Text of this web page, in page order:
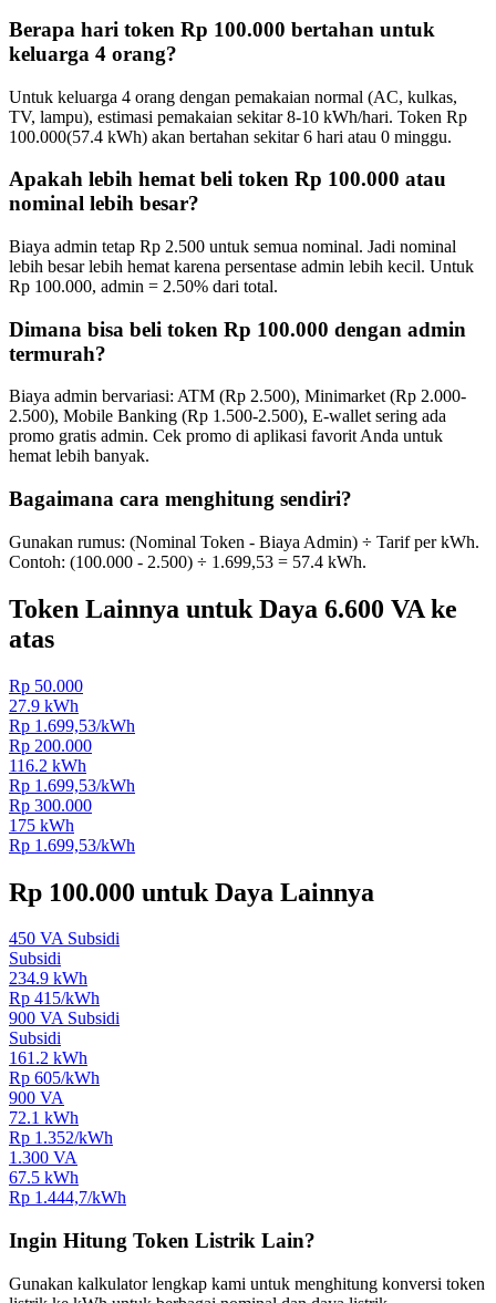
Berapa hari token Rp 100.000 bertahan untuk
keluarga 4 orang?
Untuk keluarga 4 orang dengan pemakaian normal (AC, kulkas,
TV, lampu), estimasi pemakaian sekitar 8-10 kWh/hari. Token Rp
100.000(57.4 kWh) akan bertahan sekitar6 hari atau 0 minggu.
Apakah lebih hemat beli token Rp 100.000 atau
nominal lebih besar?
Biaya admin tetap Rp 2.500 untuk semua nominal. Jadi nominal
lebih besar lebih hemat karena persentase admin lebih kecil. Untuk
Rp 100.000, admin = 2.50% dari total.
Dimana bisa beli token Rp 100.000 dengan admin
termurah?
Biaya admin bervariasi: ATM (Rp 2.500), Minimarket (Rp 2.000-
2.500), Mobile Banking (Rp 1.500-2.500), E-wallet sering ada
promo gratis admin. Cek promo di aplikasi favorit Anda untuk
hemat lebih banyak.
Bagaimana cara menghitung sendiri?
Gunakan rumus: (Nominal Token - Biaya Admin) ÷ Tarif per kWh.
Contoh: (100.000 - 2.500) ÷ 1.699,53 = 57.4 kWh.
Token Lainnya untuk Daya 6.600 VA ke
atas
Rp 50.000
27.9 kWh
Rp 1.699,53/kWh
Rp 200.000
116.2 kWh
Rp 1.699,53/kWh
Rp 300.000
175 kWh
Rp 1.699,53/kWh
Rp 100.000 untuk Daya Lainnya
450 VA Subsidi
Subsidi
234.9 kWh
Rp 415/kWh
900 VA Subsidi
Subsidi
161.2 kWh
Rp 605/kWh
900 VA
72.1 kWh
Rp 1.352/kWh
1.300 VA
67.5 kWh
Rp 1.444,7/kWh
Ingin Hitung Token Listrik Lain?
Gunakan kalkulator lengkap kami untuk menghitung konversi token